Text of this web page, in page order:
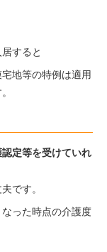
すると
地等の特例は適用
定等を受けていれ
です。
った時点の介護度